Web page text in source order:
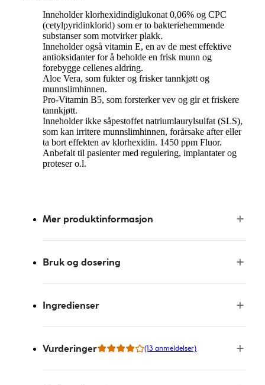
Inneholder klorhexidindiglukonat 0,06% og CPC
(cetylpyridinklorid) som er to bakteriehemmende
substanser som motvirker plakk.
Inneholder også vitamin E, en av de mest effektive
antioksidanter for å beholde en frisk munn og
forebygge cellenes aldring.
Aloe Vera, som fukter og frisker tannkjøtt og
munnslimhinnen.
Pro-Vitamin B5, som forsterker vev og gir et friskere
tannkjøtt.
Inneholder ikke såpestoffet natriumlaurylsulfat (SLS),
som kan irritere munnslimhinnen, forårsake after eller
ta bort effekten av klorhexidin. 1450 ppm Fluor.
Anbefalt til pasienter med regulering, implantater og
proteser o.l.
Mer produktinformasjon
Bruk og dosering
Ingredienser
Vurderinger (13 anmeldelser)